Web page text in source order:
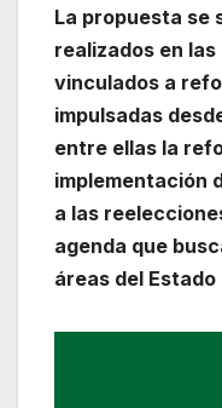
La propuesta se
realizados en
vinculados a
impulsadas
entre ellas la
implementación
a las
agenda que
áreas del